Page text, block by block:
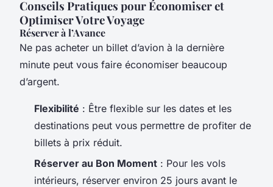
Conseils Pratiques pour Économiser et
Optimiser Votre Voyage
Réserver à l’Avance
Ne pas acheter un billet d’avion à la dernière
minute peut vous faire économiser beaucoup
d’argent.
Flexibilité : Être flexible sur les dates et les
destinations peut vous permettre de profiter de
billets à prix réduit.
Réserver au Bon Moment : Pour les vols
intérieurs, réserver environ 25 jours avant le